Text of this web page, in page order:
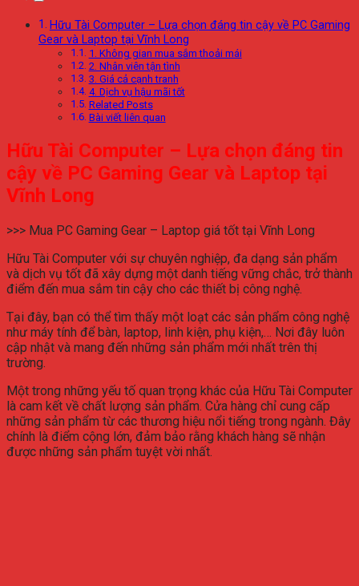
Hữu Tài Computer – Lựa chọn đáng tin cậy về PC Gaming
Gear và Laptop tại Vĩnh Long
1. Không gian mua sắm thoải mái
2. Nhân viên tận tình
3. Giá cả cạnh tranh
4. Dịch vụ hậu mãi tốt
Related Posts
Bài viết liên quan
Hữu Tài Computer – Lựa chọn đáng tin
cậy về PC Gaming Gear và Laptop tại
Vĩnh Long
>>> Mua PC Gaming Gear – Laptop giá tốt tại Vĩnh Long
Hữu Tài Computer với sự chuyên nghiệp, đa dạng sản phẩm
và dịch vụ tốt đã xây dựng một danh tiếng vững chắc, trở thành
điểm đến mua sắm tin cậy cho các thiết bị công nghệ.
Tại đây, bạn có thể tìm thấy một loạt các sản phẩm công nghệ
như máy tính để bàn, laptop, linh kiện, phụ kiện,… Nơi đây luôn
cập nhật và mang đến những sản phẩm mới nhất trên thị
trường.
Một trong những yếu tố quan trọng khác của Hữu Tài Computer
là cam kết về chất lượng sản phẩm. Cửa hàng chỉ cung cấp
những sản phẩm từ các thương hiệu nổi tiếng trong ngành. Đây
chính là điểm cộng lớn, đảm bảo rằng khách hàng sẽ nhận
được những sản phẩm tuyệt vời nhất.